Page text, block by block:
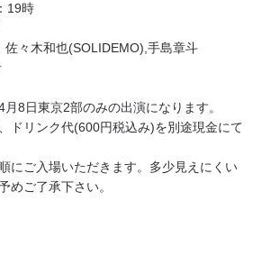
19時
佐々木和也(SOLIDEMO),手島章斗
8日東京2部のみの出演になります。
ドリンク代(600円税込み)を別途現金にて
す。
にご入場いただきます。多少見えにくい
めご了承下さい。